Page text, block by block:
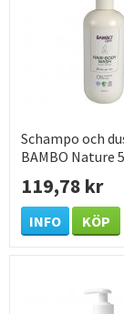
Schampo och
BAMBO Nature
119,78 kr
INFO KÖP